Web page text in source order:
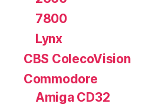
7800
Lynx
CBS ColecoVision
Commodore
Amiga CD32